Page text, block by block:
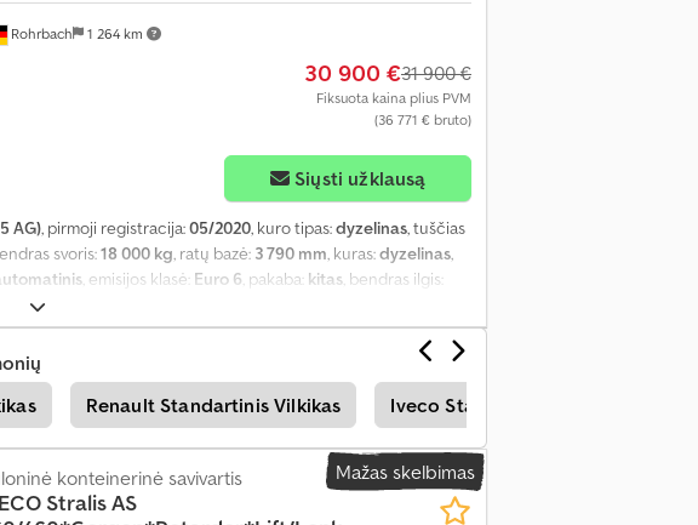
S
e
d
a
b
a
0
1
Rohrbach 1 264 km
30 900 €31 900 €
Fiksuota kaina plius PVM
(36 771 € bruto)
Siųsti užklausą
AG), pirmoji registracija:05/2020, kuro tipas:dyzelinas, tuščias
svoris:18 000 kg, ratų bazė: 3 790 mm, kuras:dyzelinas,
, emisijos klasė: Euro 6, pakaba: kitas, bendras ilgis:
, statybinis aukštis:
Renault Standartinis Vilkikas Iveco Standartinis Vilkikas
Mažas skelbimas
konteinerinė savivartis
Stralis AS